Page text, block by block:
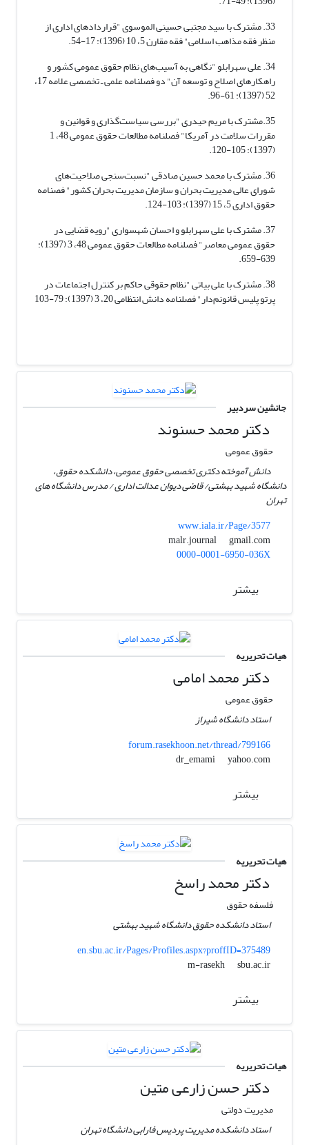
33. مشترک با سید مجتبی حسینی الموسوی "قراردادهای اداری از
منظر فقه مذاهب اسلامی" فقه مقارن 5، 10 (1396): 17-54.
34. علی سهرابلو "نگاهی به آسیب‌های نظام حقوق عمومی کشور و
راهکارهای اصلاح و توسعه آن" دو فصلنامه علمی ـ تخصصی علامه 17،
52 (1397): 61-96.
35.مشترک با مریم حیدری "بررسی سیاست‌گذاری و قوانین و
مقررات سلامت در آمریکا" فصلنامه مطالعات حقوق عمومی 48، 1
(1397): 105-120.
36. مشترک با محمد حسین صادقی "نسبت‌سنجی صلاحیت‌های
شورای عالی مدیریت بحران و سازمان مدیریت بحران کشور" فصنامه
حقوق اداری 5، 15 (1397): 103-124.
37. مشترک با علی سهرابلو و احسان شهسواری "رویه قضایی در
حقوق عمومی معاصر" فصلنامه مطالعات حقوق عمومی 48، 3 (1397):
639-659.
38. مشترک با علی بیاتی "نظام حقوقی حاکم بر کنترل اجتماعات در
پرتو پلیس قانونم‌دار" فصلنامه دانش انتظامی 20، 3 (1397): 79-103
جانشین سردبیر
دکتر محمد حسنوند
حقوق عمومی
دانش آموخته دکتری تخصصی حقوق عمومی، دانشکده حقوق،
دانشگاه شهید بهشتی/ قاضی دیوان عدالت اداری / مدرس دانشگاه های
تهران
www.iala.ir/Page/3577
malr.journal
gmail.com
0000-0001-6950-036X
بیشتر
هیات تحریریه
دکتر محمد امامی
حقوق عمومی
استاد دانشگاه شیراز
forum.rasekhoon.net/thread/799166
dr_emami
yahoo.com
بیشتر
هیات تحریریه
دکتر محمد راسخ
فلسفه حقوق
استاد دانشکده حقوق دانشگاه شهید بهشتی
en.sbu.ac.ir/Pages/Profiles.aspx?proffID=375489
m-rasekh
sbu.ac.ir
بیشتر
هیات تحریریه
دکتر حسن زارعی متین
مدیریت دولتی
استاد دانشکده مدیریت پردیس فارابی دانشگاه تهران